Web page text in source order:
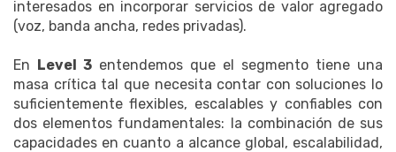
interesados en incorporar servicios de valor agregado
(voz, banda ancha, redes privadas).
En Level 3 entendemos que el segmento tiene una
masa crítica tal que necesita contar con soluciones lo
suficientemente flexibles, escalables y confiables con
dos elementos fundamentales: la combinación de sus
capacidades en cuanto a alcance global, escalabilidad,